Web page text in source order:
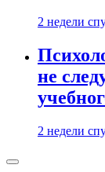
2 недели
не
2 недели